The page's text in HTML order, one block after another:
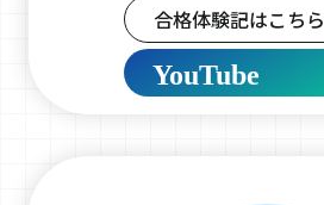
合格体験記はこちら
YouTube